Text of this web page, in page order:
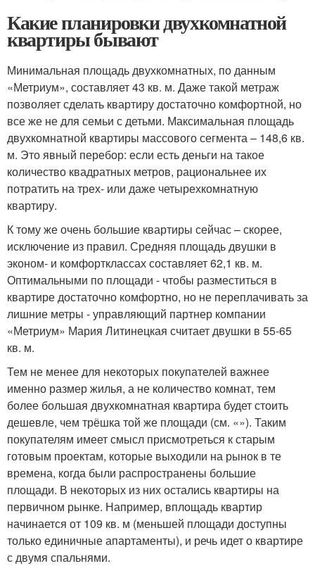
Какие планировки двухкомнатной
квартиры бывают
Минимальная площадь двухкомнатных, по данным
«Метриум», составляет 43 кв. м. Даже такой метраж
позволяет сделать квартиру достаточно комфортной, но
все же не для семьи с детьми. Максимальная площадь
двухкомнатной квартиры массового сегмента – 148,6 кв.
м. Это явный перебор: если есть деньги на такое
количество квадратных метров, рациональнее их
потратить на трех- или даже четырехкомнатную
квартиру.
К тому же очень большие квартиры сейчас – скорее,
исключение из правил. Средняя площадь двушки в
эконом- и комфортклассах составляет 62,1 кв. м.
Оптимальными по площади - чтобы разместиться в
квартире достаточно комфортно, но не переплачивать за
лишние метры - управляющий партнер компании
«Метриум» Мария Литинецкая считает двушки в 55-65
кв. м.
Тем не менее для некоторых покупателей важнее
именно размер жилья, а не количество комнат, тем
более большая двухкомнатная квартира будет стоить
дешевле, чем трёшка той же площади (см. «»). Таким
покупателям имеет смысл присмотреться к старым
готовым проектам, которые выходили на рынок в те
времена, когда были распространены большие
площади. В некоторых из них остались квартиры на
первичном рынке. Например, вплощадь квартир
начинается от 109 кв. м (меньшей площади доступны
только единичные апартаменты), и речь идет о квартире
с двумя спальнями.